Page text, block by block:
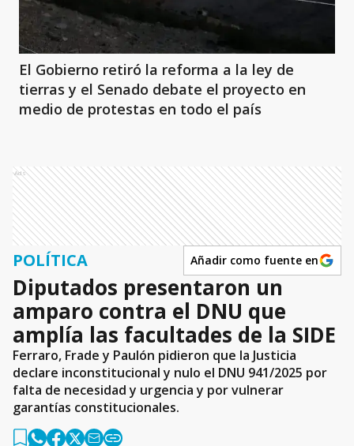
El Gobierno retiró la reforma a la ley de
tierras y el Senado debate el proyecto en
medio de protestas en todo el país
Ads
POLÍTICA Añadir como fuente en
Diputados presentaron un
amparo contra el DNU que
amplía las facultades de la SIDE
Ferraro, Frade y Paulón pidieron que la Justicia
declare inconstitucional y nulo el DNU 941/2025 por
falta de necesidad y urgencia y por vulnerar
garantías constitucionales.